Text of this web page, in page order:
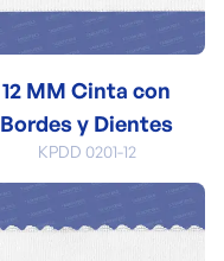
12 MM Cinta con
Bordes y Dientes
KPDD 0201-12